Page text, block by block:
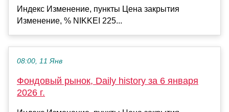
Индекс Изменение, пункты Цена закрытия
Изменение, % NIKKEI 225...
08:00, 11 Янв
Фондовый рынок, Daily history за 6 января
2026 г.